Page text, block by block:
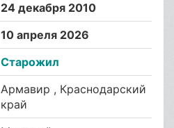
24 декабря 2010
10 апреля 2026
Старожил
Армавир , Краснодарский
край